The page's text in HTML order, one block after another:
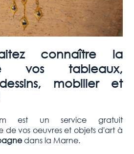
connaître la
vos tableaux,
mobilier et
est un service gratuit
de vos oeuvres et objets d'art à
dans la Marne.